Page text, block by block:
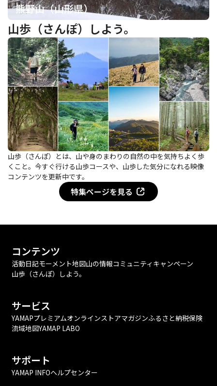
熊野山（山形県）
山歩（さんぽ）しよう。
山歩（さんぽ）とは、山や身のまわりの自然の中を気持ちよく歩
くこと。今すぐ行ける山歩コースや、山歩した気分になれる映像
コンテンツを更新中です。
特集ページを見る
コンテンツ
活動日記モーメント地図山の情報コミュニティ キャンペーン
山歩（さんぽ）しよう。
サービス
YAMAPプレミアムオンラインストアマガジンふるさと納税保険
流域地図YAMAP LABO
サポート
YAMAP INFOヘルプセンター